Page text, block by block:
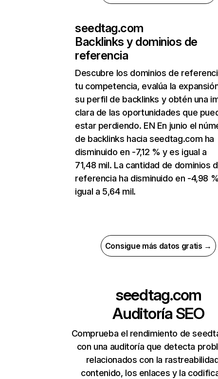
seedtag.com
Backlinks y dominios de
referencia
Descubre los dominios de
tu competencia, evalúa la
su perfil de backlinks y obtén una
clara de las oportunidades que
estar perdiendo. EN En junio el
de backlinks hacia seedtag.com ha
disminuido en -7,12 % y es igual a
71,48 mil. La cantidad de dominios
referencia ha disminuido en -4,98
igual a 5,64 mil.
Consigue más datos gratis →
seedtag.com
Auditoría SEO
Comprueba el rendimiento de
con una auditoría que detecta
relacionados con la
contenido, los enlaces y la